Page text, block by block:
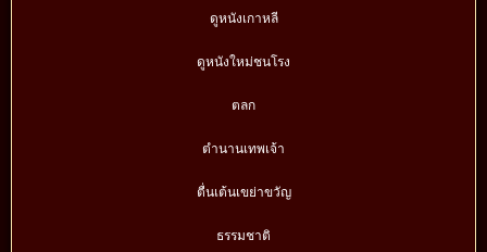
ดูหนังเกาหลี
ดูหนังใหม่ชนโรง
ตลก
ตำนานเทพเจ้า
ตื่นเต้นเขย่าขวัญ
ธรรมชาติ